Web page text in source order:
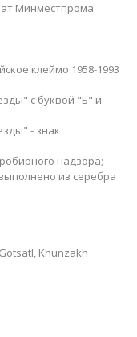
Минместпрома
клеймо 1958-1993
с буквой "Б" и
- знак
надзора;
из серебра
Khunzakh